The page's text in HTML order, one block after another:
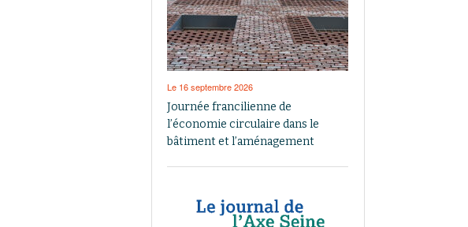
Le 16 septembre 2026
Journée francilienne de
l’économie circulaire dans le
bâtiment et l’aménagement